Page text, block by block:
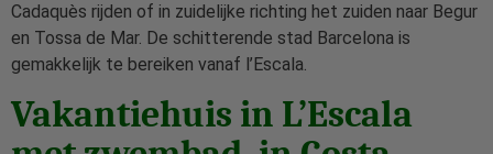
Cadaquès rijden of in zuidelijke richting het zuiden naar Begur
en Tossa de Mar. De schitterende stad Barcelona is
gemakkelijk te bereiken vanaf l’Escala.
Vakantiehuis in L’Escala